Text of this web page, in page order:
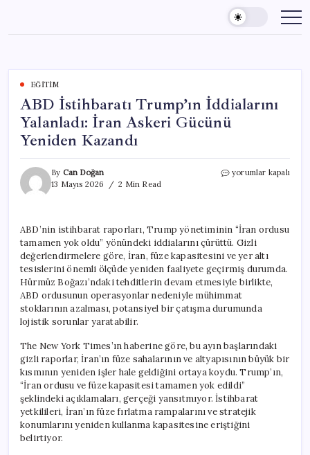
content
EĞITIM
ABD İstihbaratı Trump’ın İddialarını
Yalanladı: İran Askeri Gücünü
Yeniden Kazandı
By Can Doğan
13 Mayıs 2026
2 Min Read
ABD
İran
Askeri
Gücünü
Yeniden
Kazandı
yorumlar kapalı
ABD’nin istihbarat raporları, Trump yönetiminin “İran ordusu
tamamen yok oldu” yönündeki iddialarını çürüttü. Gizli
değerlendirmelere göre, İran, füze kapasitesini ve yer altı
tesislerini önemli ölçüde yeniden faaliyete geçirmiş durumda.
Hürmüz Boğazı’ndaki tehditlerin devam etmesiyle birlikte,
ABD ordusunun operasyonlar nedeniyle mühimmat
stoklarının azalması, potansiyel bir çatışma durumunda
lojistik sorunlar yaratabilir.
The New York Times’ın haberine göre, bu ayın başlarındaki
gizli raporlar, İran’ın füze sahalarının ve altyapısının büyük bir
kısmının yeniden işler hale geldiğini ortaya koydu. Trump’ın,
“İran ordusu ve füze kapasitesi tamamen yok edildi”
şeklindeki açıklamaları, gerçeği yansıtmıyor. İstihbarat
yetkilileri, İran’ın füze fırlatma rampalarını ve stratejik
konumlarını yeniden kullanma kapasitesine eriştiğini
belirtiyor.